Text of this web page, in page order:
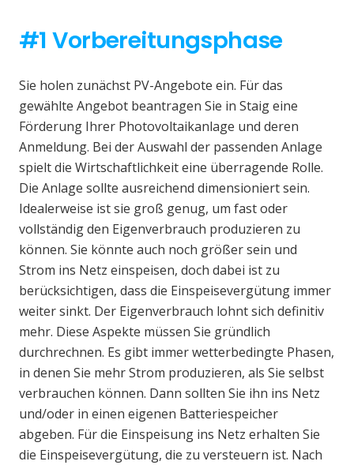
#1 Vorbereitungsphase
Sie holen zunächst PV-Angebote ein. Für das
gewählte Angebot beantragen Sie in Staig eine
Förderung Ihrer Photovoltaikanlage und deren
Anmeldung. Bei der Auswahl der passenden Anlage
spielt die Wirtschaftlichkeit eine überragende Rolle.
Die Anlage sollte ausreichend dimensioniert sein.
Idealerweise ist sie groß genug, um fast oder
vollständig den Eigenverbrauch produzieren zu
können. Sie könnte auch noch größer sein und
Strom ins Netz einspeisen, doch dabei ist zu
berücksichtigen, dass die Einspeisevergütung immer
weiter sinkt. Der Eigenverbrauch lohnt sich definitiv
mehr. Diese Aspekte müssen Sie gründlich
durchrechnen. Es gibt immer wetterbedingte Phasen,
in denen Sie mehr Strom produzieren, als Sie selbst
verbrauchen können. Dann sollten Sie ihn ins Netz
und/oder in einen eigenen Batteriespeicher
abgeben. Für die Einspeisung ins Netz erhalten Sie
die Einspeisevergütung, die zu versteuern ist. Nach